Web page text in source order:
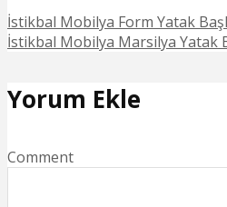
İstikbal Mobilya Form Yatak
İstikbal Mobilya Marsilya Yatak
Yorum Ekle
Comment